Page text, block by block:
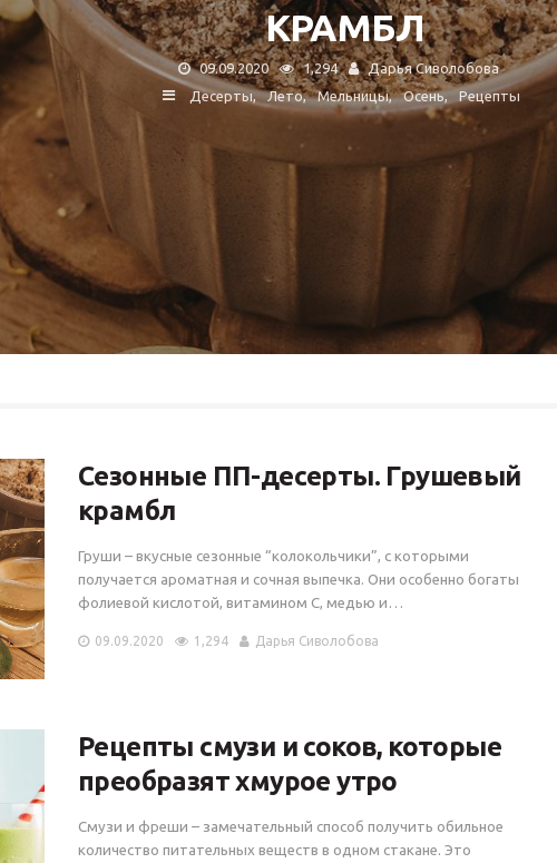
КРАМБЛ
09.09.2020 1,294
Дарья Сиволобова
Десерты
Лето Мельницы Осень Рецепты
Сезонные ПП-десерты. Грушевый
крамбл
Груши – вкусные сезонные “колокольчики”, с которыми
получается ароматная и сочная выпечка. Они особенно богаты
фолиевой кислотой, витамином С, медью и…
09.09.2020 1,294 Дарья Сиволобова
Рецепты смузи и соков, которые
преобразят хмурое утро
Смузи и фреши – замечательный способ получить обильное
количество питательных веществ в одном стакане. Это